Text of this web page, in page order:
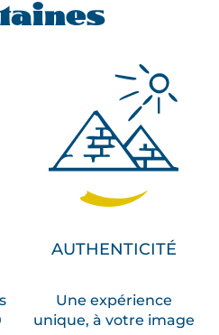
AUTHENTICITÉ
Une expérience
unique, à votre image